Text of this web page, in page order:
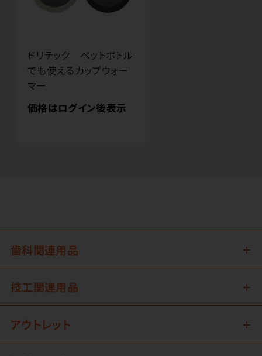
ドリテック ペットボトル
でも使えるカップウォー
マー
価格はログイン後表示
歯科関連用品
技工関連用品
アウトレット